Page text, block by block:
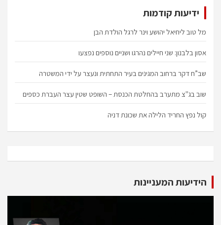
ידיעות קודמות
מל טוב ליחיאל יהושע וינר לרגל הולדת הבן
אסון בלבנון: שני חיילים נהרגו ושניים נוספים נפצעו
שב”ח דקר ברחוב המגינים בעיר התחתית ונעצר על ידי המשטרה
שוב בג"צ מתערב בהחלטת הכנסת – השופט שטין עצר העברת כספים
קול נפץ החריד הלילה את שכונת דניה
הידיעות המעניינות